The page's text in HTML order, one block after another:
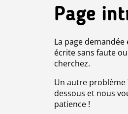
Page
La page
écrite sans faute
cherchez.
Un autre problème
dessous et nous
patience !